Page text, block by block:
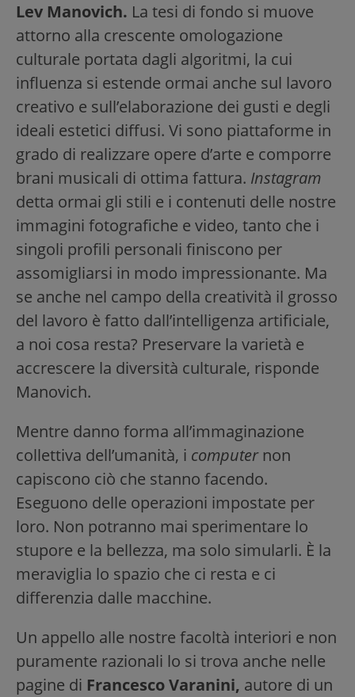
Lev Manovich. La tesi di fondo si muove
attorno alla crescente omologazione
culturale portata dagli algoritmi, la cui
influenza si estende ormai anche sul lavoro
creativo e sull’elaborazione dei gusti e degli
ideali estetici diffusi. Vi sono piattaforme in
grado di realizzare opere d’arte e comporre
brani musicali di ottima fattura. Instagram
detta ormai gli stili e i contenuti delle nostre
immagini fotografiche e video, tanto che i
singoli profili personali finiscono per
assomigliarsi in modo impressionante. Ma
se anche nel campo della creatività il grosso
del lavoro è fatto dall’intelligenza artificiale,
a noi cosa resta? Preservare la varietà e
accrescere la diversità culturale, risponde
Manovich.
Mentre danno forma all’immaginazione
collettiva dell’umanità, i computernon
capiscono ciò che stanno facendo.
Eseguono delle operazioni impostate per
loro. Non potranno mai sperimentare lo
stupore e la bellezza, ma solo simularli. È la
meraviglia lo spazio che ci resta e ci
differenzia dalle macchine.
Un appello alle nostre facoltà interiori e non
puramente razionali lo si trova anche nelle
pagine di Francesco Varanini, autore di un